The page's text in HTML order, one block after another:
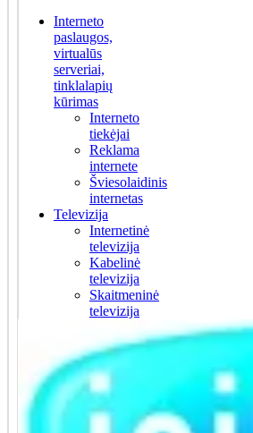
Interneto
paslaugos,
virtualūs
serveriai,
tinklalapių
kūrimas
Interneto
tiekėjai
Reklama
internete
Šviesolaidinis
internetas
Televizija
Internetinė
televizija
Kabelinė
televizija
Skaitmeninė
televizija